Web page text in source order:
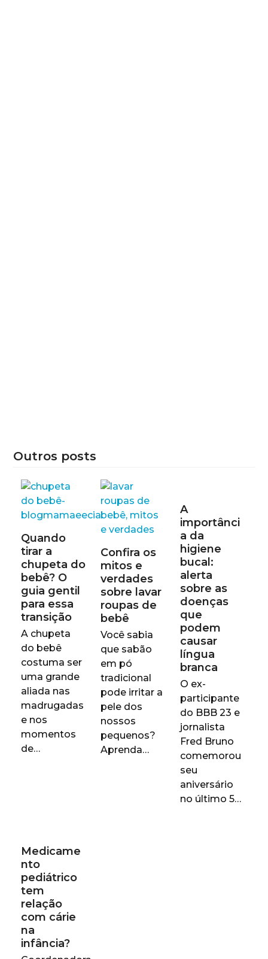
Outros posts
Quando
tirar a
chupeta do
bebê? O
guia gentil
para essa
transição
A chupeta
do bebê
costuma ser
uma grande
aliada nas
madrugadas
e nos
momentos
de…
Confira os
mitos e
verdades
sobre lavar
roupas de
bebê
Você sabia
que sabão
em pó
tradicional
pode irritar a
pele dos
nossos
pequenos?
Aprenda…
A
importânci
a da
higiene
bucal:
alerta
sobre as
doenças
que
podem
causar
língua
branca
O ex-
participante
do BBB 23 e
jornalista
Fred Bruno
comemorou
seu
aniversário
no último 5…
Medicame
nto
pediátrico
tem
relação
com cárie
na
infância?